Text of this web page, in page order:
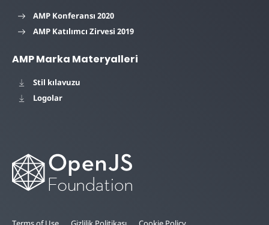
AMP Konferansı 2020
AMP Katılımcı Zirvesi 2019
AMP Marka Materyalleri
Stil kılavuzu
Logolar